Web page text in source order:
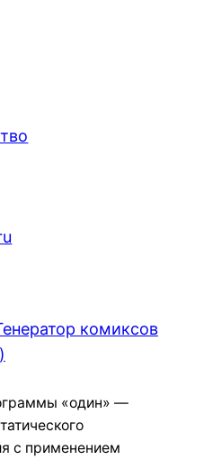
комиксов
«один» —
с применением